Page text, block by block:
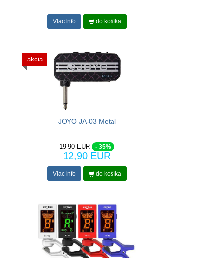
Viac info do košíka
akcia
JOYO JA-03 Metal
19,90 EUR - 35%
12,90 EUR
Viac info do košíka